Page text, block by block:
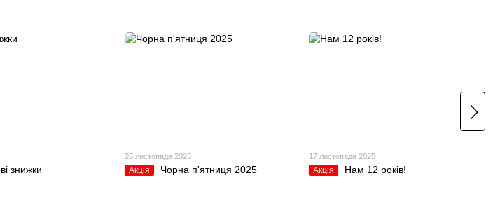
знижки
26 листопада 2025
Акція Чорна п'ятниця 2025
17 листопада 2025
Акція Нам 12 років!